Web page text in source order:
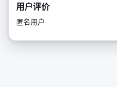
用户评价
匿名用户